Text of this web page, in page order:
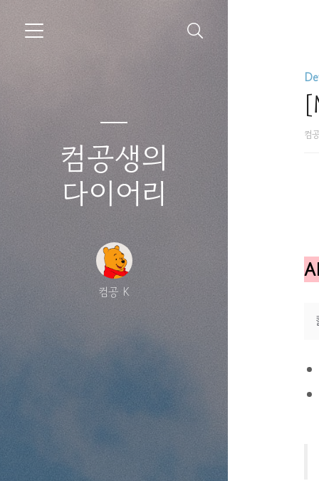
컴공생의
다이어리
컴공 K
컴